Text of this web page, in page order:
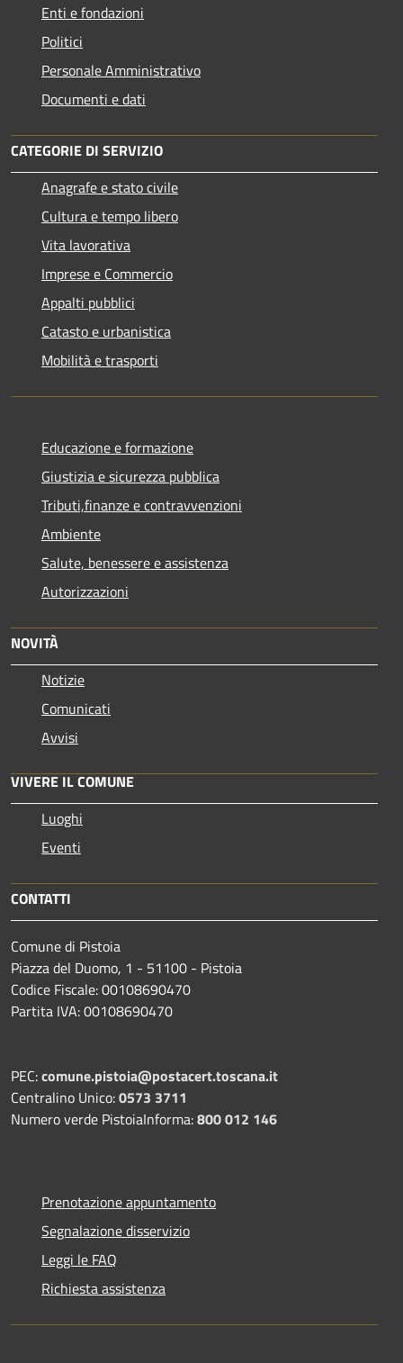
Enti e fondazioni
Politici
Personale Amministrativo
Documenti e dati
CATEGORIE DI SERVIZIO
Anagrafe e stato civile
Cultura e tempo libero
Vita lavorativa
Imprese e Commercio
Appalti pubblici
Catasto e urbanistica
Mobilità e trasporti
Educazione e formazione
Giustizia e sicurezza pubblica
Tributi,finanze e contravvenzioni
Ambiente
Salute, benessere e assistenza
Autorizzazioni
NOVITÀ
Notizie
Comunicati
Avvisi
VIVERE IL COMUNE
Luoghi
Eventi
CONTATTI
Comune di Pistoia
Piazza del Duomo, 1 - 51100 - Pistoia
Codice Fiscale: 00108690470
Partita IVA: 00108690470
PEC:comune.pistoia@postacert.toscana.it
Centralino Unico:0573 3711
Numero verde PistoiaInforma:800 012 146
Prenotazione appuntamento
Segnalazione disservizio
Leggi le FAQ
Richiesta assistenza